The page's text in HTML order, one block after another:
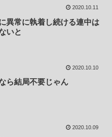
2020.10.11
異常に執着し続ける連中は
いと
2020.10.10
ら結局不要じゃん
2020.10.09